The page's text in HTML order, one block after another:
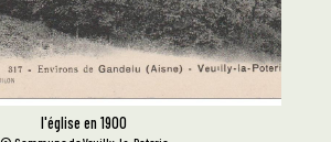
l'église en 1900